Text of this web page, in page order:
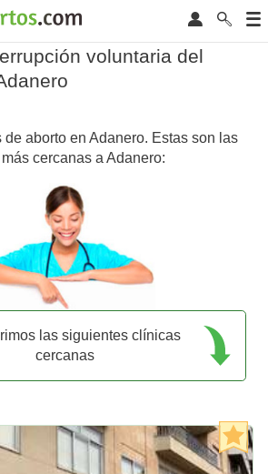
voluntaria del
de aborto en Adanero. Estas son las
más cercanas a Adanero:
las siguientes clínicas
cercanas